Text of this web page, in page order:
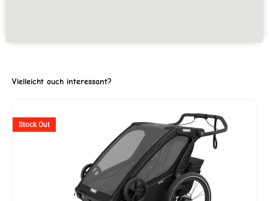
Vielleicht auch interessant?
Stock Out